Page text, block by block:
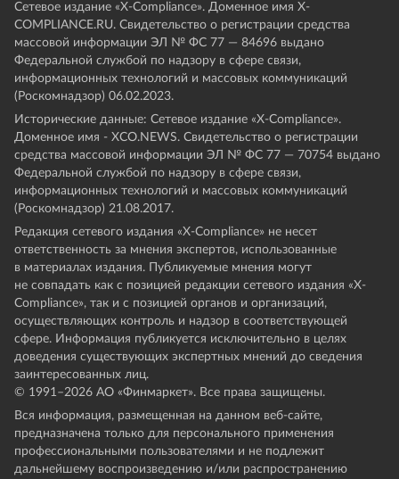
Сетевое издание «Х-Compliance». Доменное имя X-
COMPLIANCE.RU. Свидетельство о регистрации средства
массовой информации ЭЛ № ФС 77 — 84696 выдано
Федеральной службой по надзору в сфере связи,
информационных технологий и массовых коммуникаций
(Роскомнадзор) 06.02.2023.
Исторические данные: Сетевое издание «Х-Compliance».
Доменное имя - XCO.NEWS. Свидетельство о регистрации
средства массовой информации ЭЛ № ФС 77 — 70754 выдано
Федеральной службой по надзору в сфере связи,
информационных технологий и массовых коммуникаций
(Роскомнадзор) 21.08.2017.
Редакция сетевого издания «X-Compliance» не несет
ответственность за мнения экспертов, использованные
в материалах издания. Публикуемые мнения могут
не совпадать как с позицией редакции сетевого издания «X-
Compliance», так и с позицией органов и организаций,
осуществляющих контроль и надзор в соответствующей
сфере. Информация публикуется исключительно в целях
доведения существующих экспертных мнений до сведения
заинтересованных лиц.
© 1991–2026 АО «Финмаркет». Все права защищены.
Вся информация, размещенная на данном веб-сайте,
предназначена только для персонального применения
профессиональными пользователями и не подлежит
дальнейшему воспроизведению и/или распространению